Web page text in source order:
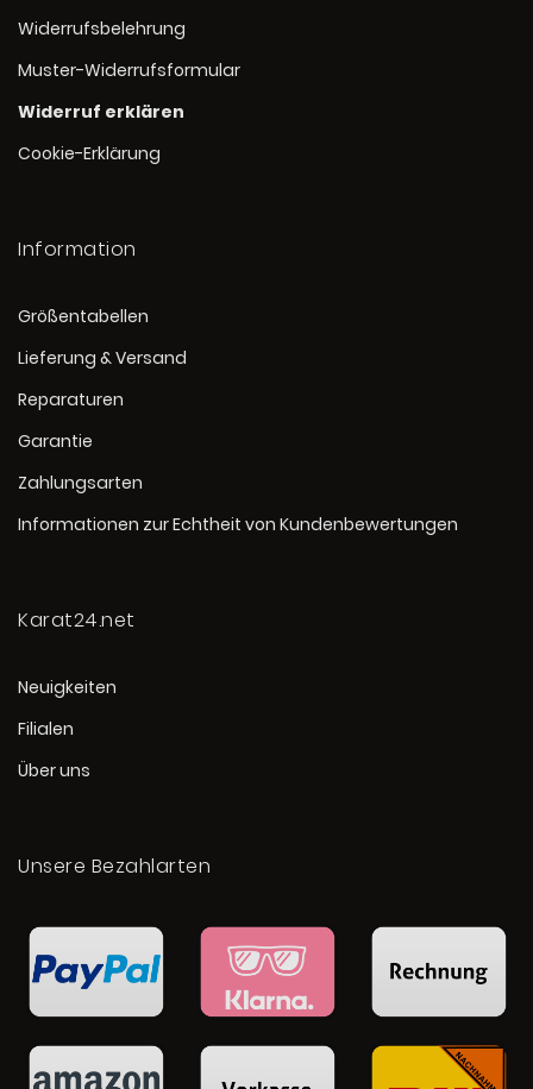
Widerrufsbelehrung
Muster-Widerrufsformular
Widerruf erklären
Cookie-Erklärung
Information
Größentabellen
Lieferung & Versand
Reparaturen
Garantie
Zahlungsarten
Informationen zur Echtheit von Kundenbewertungen
Karat24.net
Neuigkeiten
Filialen
Über uns
Unsere Bezahlarten